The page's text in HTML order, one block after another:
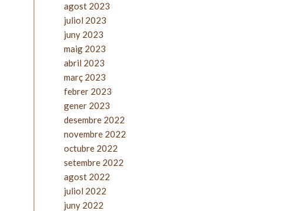
agost 2023
juliol 2023
juny 2023
maig 2023
abril 2023
març 2023
febrer 2023
gener 2023
desembre 2022
novembre 2022
octubre 2022
setembre 2022
agost 2022
juliol 2022
juny 2022